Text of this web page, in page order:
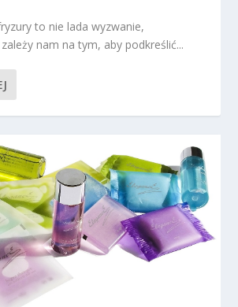
to nie lada wyzwanie,
nam na tym, aby podkreślić...